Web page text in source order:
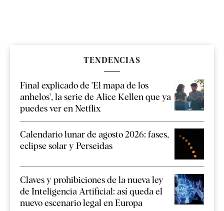
TENDENCIAS
Final explicado de 'El mapa de los
anhelos', la serie de Alice Kellen que ya
puedes ver en Netflix
Calendario lunar de agosto 2026: fases,
eclipse solar y Perseidas
Claves y prohibiciones de la nueva ley
de Inteligencia Artificial: así queda el
nuevo escenario legal en Europa